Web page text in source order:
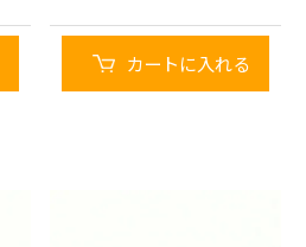
カートに入れる